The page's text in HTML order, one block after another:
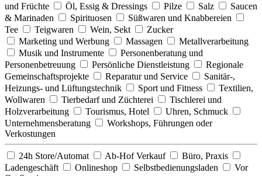
und Früchte
Öl, Essig & Dressings Pilze Salz
Saucen
& Marinaden
Spirituosen
Süßwaren und Knabbereien
Tee
Teigwaren Wein, Sekt
Zucker
Marketing und Werbung
Massagen
Metallverarbeitung
Musik und Instrumente
Personenberatung und
Personenbetreuung
Persönliche Dienstleistung
Regionale
Gemeinschaftsprojekte
Reparatur und Service
Sanitär-,
Heizungs- und Lüftungstechnik
Sport und Fitness
Textilien,
Wollwaren
Tierbedarf und Züchterei
Tischlerei und
Holzverarbeitung
Tourismus, Hotel
Uhren, Schmuck
Unternehmensberatung
Workshops, Führungen oder
Verkostungen
24h Store/Automat Ab-Hof Verkauf
Büro, Praxis
Ladengeschäft
Onlineshop Selbstbedienungsladen
Vor